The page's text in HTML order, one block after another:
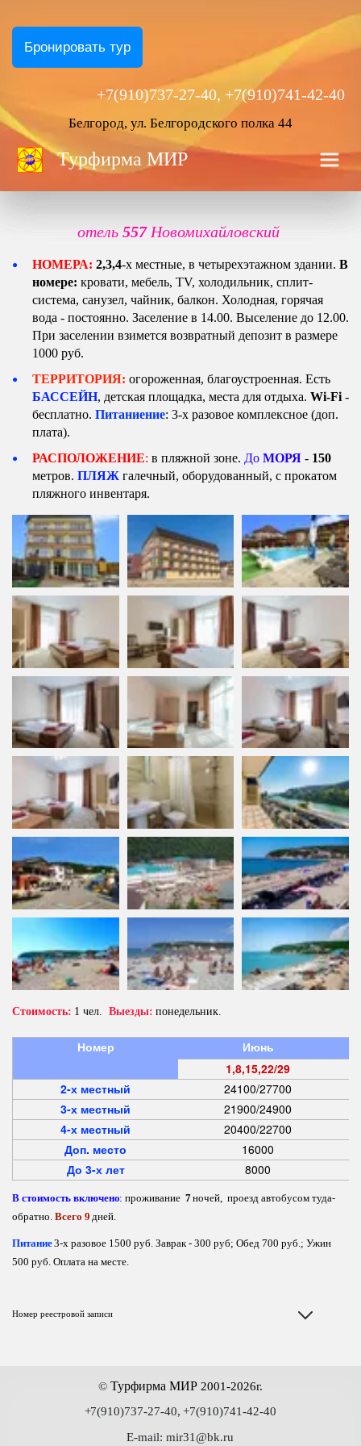
Бронировать тур
+7(910)737-27-40, +7(910)741-42-40
Белгород, ул. Белгородского полка 44
Турфирма МИР
отель 557 Новомихайловский
НОМЕРА: 2,3,4-х местные, в четырехэтажном здании. В
номере: кровати, мебель, TV, холодильник, сплит-
система, санузел, чайник, балкон. Холодная, горячая
При заселении взимется возвратный депозит в размере
1000 руб.
ТЕРРИТОРИЯ:
БАССЕЙН, детская площадка, места для отдыха. Wi-Fi -
бесплатно. Питаниение: 3-х разовое комплексное (доп.
плата).
РАСПОЛОЖЕНИЕ: в пляжной зоне. До МОРЯ - 150
метров. ПЛЯЖ галечный, оборудованный, с прокатом
пляжного инвентаря.
Стоимость: 1 чел. Выезды: понедельник.
Номер
Июнь
1,8,15,22/29
2-х местный
24100/27700
3-х местный
21900/24900
4-х местный
20400/22700
Доп. место
16000
До 3-х лет
8000
В стоимость включено: проживание 7 ночей,  проезд автобусом туда-
обратно. Всего 9 дней.
Питание 3-х разовое 1500 руб. Заврак - 300 руб; Обед 700 руб.; Ужин
500 руб. Оплата на месте.
Номер реестровой записи
© Турфирма МИР 2001-2026г.
+7(910)737-27-40, +7(910)741-42-40
E-mail: mir31@bk.ru